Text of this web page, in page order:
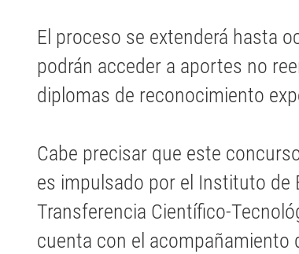
El proceso se extenderá hasta
podrán acceder a aportes no
diplomas de reconocimiento
Cabe precisar que este
es impulsado por el Instituto de
Transferencia Científico-
cuenta con el acompañamiento